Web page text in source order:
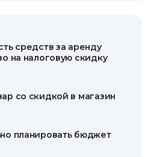
средств за аренду
на налоговую скидку
со скидкой в ​​магазин
планировать бюджет